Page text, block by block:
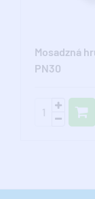
Mosadzná
PN30